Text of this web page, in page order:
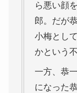
ら悪い顔
郎。だが
小梅とし
かという
一方、恭
になった